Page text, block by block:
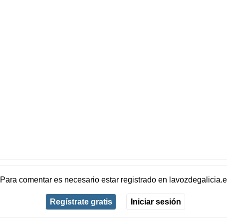
Para comentar es necesario estar registradoen
Regístrate gratis Iniciar sesión